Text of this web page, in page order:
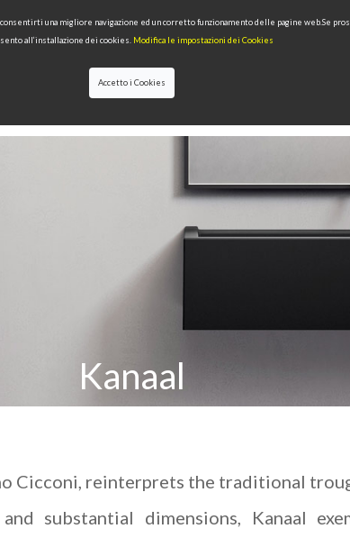
Kanaal
Cicconi, reinterprets the traditional
substantial dimensions, Kanaal
una migliore navigazione ed un corretto funzionamento delle pagine web.Se
all’installazione dei cookies. Modifica le impostazioni dei Cookies
Accetto i Cookies